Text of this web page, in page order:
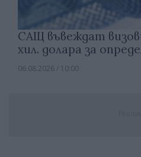
САЩ въвеждат
хил. долара за
06.08.2026 / 10:00